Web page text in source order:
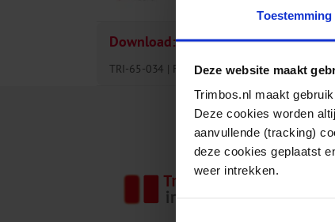
Toestemming
Deze website maakt
Trimbos.nl maakt
Deze cookies worden
aanvullende (tracking)
deze cookies geplaatst
weer intrekken.
Download:
TRI-65-034 Factsheets Alcohol, Drugs 06-